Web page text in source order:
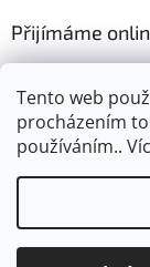
Tento web
procházením
používáním..
Přijímáme